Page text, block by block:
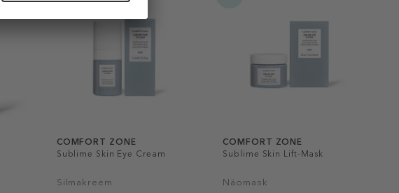
COMFORT ZONE
Sublime Skin Eye Cream
Silmakreem
COMFORT ZONE
Sublime Skin Lift-Mask
Näomask